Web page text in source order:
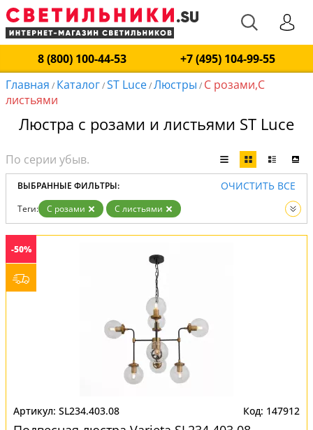
8 (800) 100-44-53
+7 (495) 104-99-55
Главная / Каталог/ST Luce/Люстры / С розами,С
листьями
Люстра с розами и листьями ST Luce
ВЫБРАННЫЕ ФИЛЬТРЫ: ОЧИСТИТЬ ВСЕ
Теги: С розами
С листьями
Производитель:
ST Luce Вид:
Люстры
-50%
SL234.403.08 147912